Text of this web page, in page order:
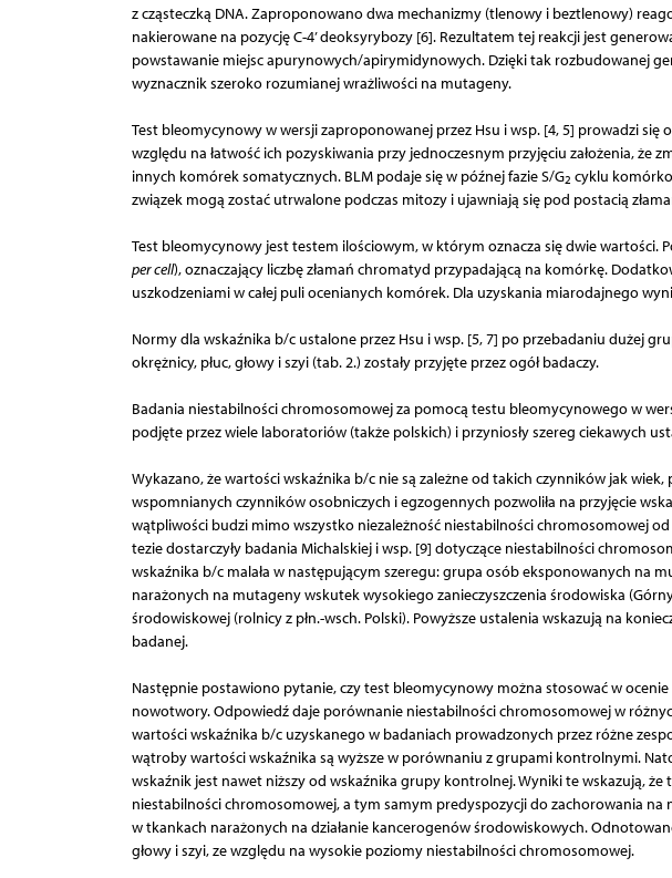
z cząsteczką DNA. Zaproponowano dwa mechanizmy (tlenowy i beztlenowy)
nakierowane na pozycję C-4’ deoksyrybozy [6]. Rezultatem tej reakcji jest
powstawanie miejsc apurynowych/apirymidynowych. Dzięki tak rozbudowanej
wyznacznik szeroko rozumianej wrażliwości na mutageny.
Test bleomycynowy w wersji zaproponowanej przez Hsu i wsp. [4, 5] prowadzi
względu na łatwość ich pozyskiwania przy jednoczesnym przyjęciu założenia, że
innych komórek somatycznych. BLM podaje się w późnej fazie S/G2 cyklu
związek mogą zostać utrwalone podczas mitozy i ujawniają się pod postacią
Test bleomycynowy jest testem ilościowym, w którym oznacza się dwie wartości.
per cell), oznaczający liczbę złamań chromatyd przypadającą na komórkę.
uszkodzeniami w całej puli ocenianych komórek. Dla uzyskania miarodajnego
Normy dla wskaźnika b/c ustalone przez Hsu i wsp. [5, 7] po przebadaniu dużej
okrężnicy, płuc, głowy i szyi (tab. 2.) zostały przyjęte przez ogół badaczy.
Badania niestabilności chromosomowej za pomocą testu bleomycynowego w
podjęte przez wiele laboratoriów (także polskich) i przyniosły szereg ciekawych
Wykazano, że wartości wskaźnika b/c nie są zależne od takich czynników jak wiek,
wspomnianych czynników osobniczych i egzogennych pozwoliła na przyjęcie
wątpliwości budzi mimo wszystko niezależność niestabilności chromosomowej
tezie dostarczyły badania Michalskiej i wsp. [9] dotyczące niestabilności
wskaźnika b/c malała w następującym szeregu: grupa osób eksponowanych na
narażonych na mutageny wskutek wysokiego zanieczyszczenia środowiska
środowiskowej (rolnicy z płn.-wsch. Polski). Powyższe ustalenia wskazują na
badanej.
Następnie postawiono pytanie, czy test bleomycynowy można stosować w
nowotwory. Odpowiedź daje porównanie niestabilności chromosomowej w
wartości wskaźnika b/c uzyskanego w badaniach prowadzonych przez różne
wątroby wartości wskaźnika są wyższe w porównaniu z grupami kontrolnymi.
wskaźnik jest nawet niższy od wskaźnika grupy kontrolnej. Wyniki te wskazują,
niestabilności chromosomowej, a tym samym predyspozycji do zachorowania
w tkankach narażonych na działanie kancerogenów środowiskowych.
głowy i szyi, ze względu na wysokie poziomy niestabilności chromosomowej.